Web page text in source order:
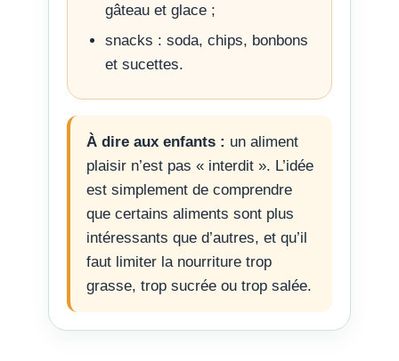
gâteau et glace ;
snacks : soda, chips, bonbons
et sucettes.
À dire aux enfants : un aliment
plaisir n’est pas « interdit ». L’idée
est simplement de comprendre
que certains aliments sont plus
intéressants que d’autres, et qu’il
faut limiter la nourriture trop
grasse, trop sucrée ou trop salée.